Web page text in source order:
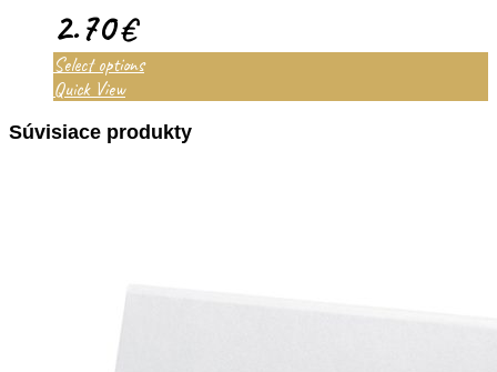
2.70€
Select options
Quick View
Súvisiace produkty